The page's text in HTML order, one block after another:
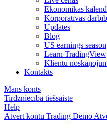
Ekonomikas
Korporatīvās
Updates
Blog
US earnings season
Learn TradingView
Klientu
Kontakts
Mans konts
Tirdzniecība tiešsaistē
Help
Atvērt kontu Trading Demo